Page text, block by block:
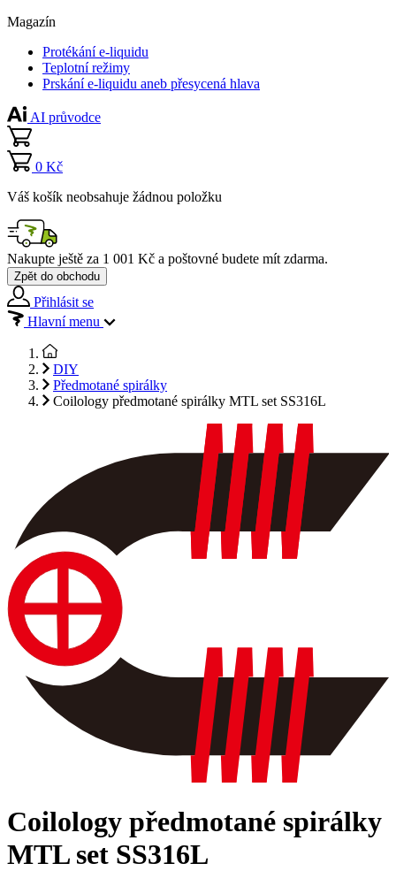
Magazín
Protékání e-liquidu
Teplotní režimy
Prskání e-liquidu aneb přesycená hlava
AI průvodce
0 Kč
Váš košík neobsahuje žádnou položku
Nakupte ještě za 1 001 Kč a poštovné budete mít zdarma.
Zpět do obchodu
Přihlásit se
Hlavní menu
DIY
Předmotané spirálky
Coilology předmotané spirálky MTL set SS316L
Coilology předmotané spirálky
MTL set SS316L